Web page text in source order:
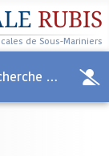
RUBIS
de Sous-Mariniers